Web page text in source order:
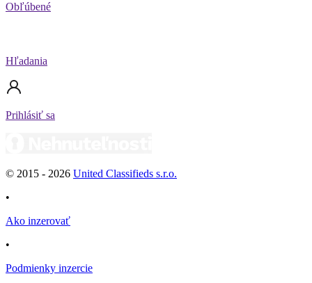
Obľúbené
Hľadania
Prihlásiť sa
© 2015 - 2026 United Classifieds s.r.o.
•
Ako inzerovať
•
Podmienky inzercie